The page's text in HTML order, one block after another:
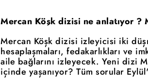
Mercan Köşk dizisi ne anlatıyor
Mercan Köşk dizisi izleyicisi iki
hesaplaşmaları, fedakarlıkları ve
aile bağlarını izleyecek. Yeni dizi
içinde yaşanıyor? Tüm sorular